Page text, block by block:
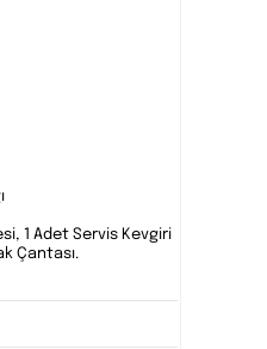
1 Adet Servis Kevgiri
Çantası.